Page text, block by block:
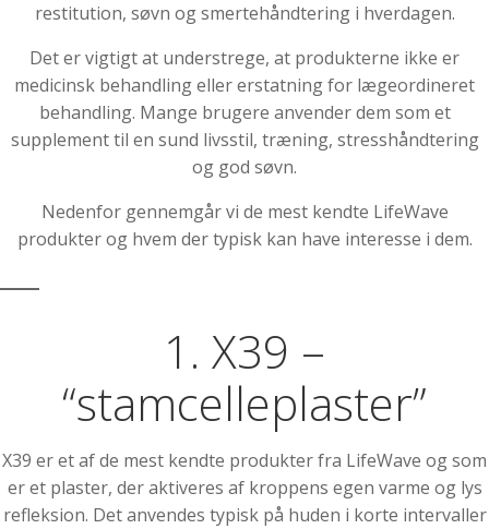
restitution, søvn og smertehåndtering i hverdagen.
Det er vigtigt at understrege, at produkterne ikke er
medicinsk behandling eller erstatning for lægeordineret
behandling. Mange brugere anvender dem som et
supplement til en sund livsstil, træning, stresshåndtering
og god søvn.
Nedenfor gennemgår vi de mest kendte LifeWave
produkter og hvem der typisk kan have interesse i dem.
1. X39 –
“stamcelleplaster”
X39 er et af de mest kendte produkter fra LifeWave og som
er et plaster, der aktiveres af kroppens egen varme og lys
refleksion. Det anvendes typisk på huden i korte intervaller